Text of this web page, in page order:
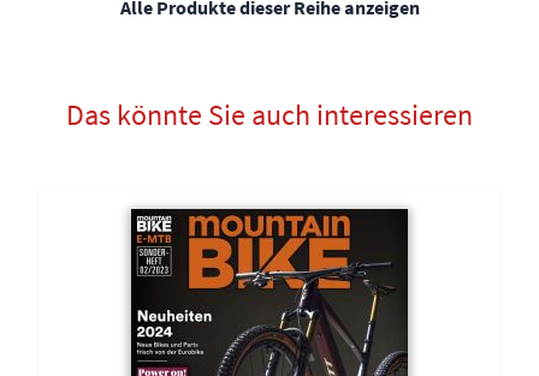
Alle Produkte dieser Reihe anzeigen
Das könnte Sie auch interessieren